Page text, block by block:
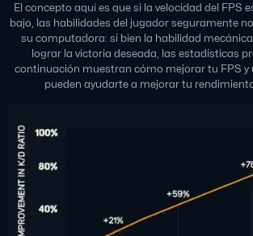
El concepto aquí es que si la velocidad del FPS
bajo, las habilidades del jugador seguramente
su computadora: si bien la habilidad
lograr la victoria deseada, las estadísticas
continuación muestran cómo mejorar tu FPS y
pueden ayudarte a mejorar tu